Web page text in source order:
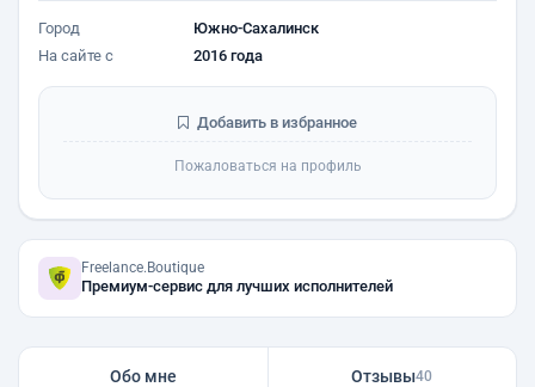
Город
Южно-Сахалинск
На сайте с
2016 года
Добавить в избранное
Пожаловаться на профиль
Freelance.Boutique
Премиум-сервис для лучших исполнителей
Обо мне Отзывы40